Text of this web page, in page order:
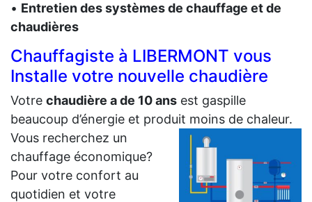
• Entretien des systèmes de chauffage et de
chaudières
Chauffagiste à LIBERMONT vous
Installe votre nouvelle chaudière
Votre chaudière a de 10 ans est gaspille
beaucoup d’énergie et produit moins de chaleur.
Vous recherchez un
chauffage économique?
Pour votre confort au
quotidien et votre